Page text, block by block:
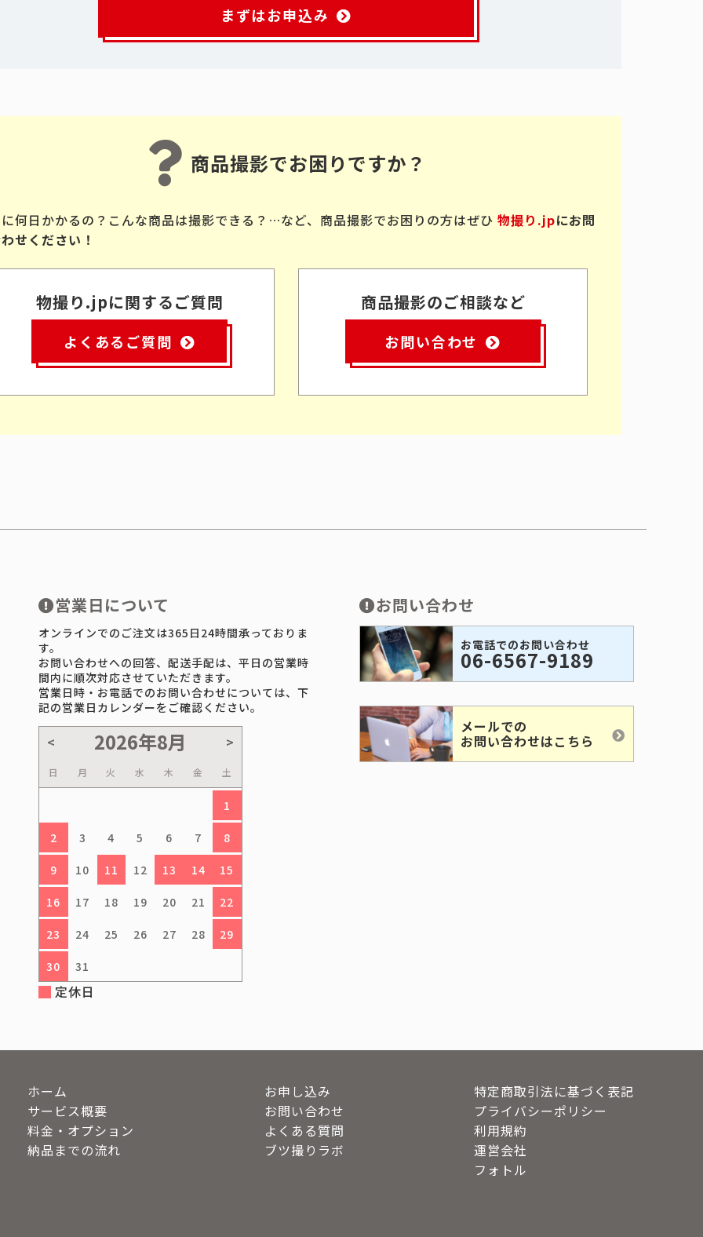
まずはお申込み
商品撮影でお困りですか？
何日かかるの？こんな商品は撮影できる？…など、商品撮影でお困りの方はぜひ 物撮り.jpにお問
せください！
物撮り.jpに関するご質問
よくあるご質問
商品撮影のご相談など
お問い合わせ
営業日について
オンラインでのご注文は365日24時間承っておりま
す。
お問い合わせへの回答、配送手配は、平日の営業時
間内に順次対応させていただきます。
営業日時・お電話でのお問い合わせについては、下
記の営業日カレンダーをご確認ください。
日 月 火 水 木 金 土
1
2 3 4 5 6 7 8
9 10 11 12 13 14 15
16 17 18 19 20 21 22
23 24 25 26 27 28 29
30 31
定休日
お問い合わせ
お電話でのお問い合わせ
06-6567-9189
メールでの
お問い合わせはこちら
ホーム
サービス概要
料金・オプション
納品までの流れ
お申し込み
お問い合わせ
よくある質問
ブツ撮りラボ
特定商取引法に基づく表記
プライバシーポリシー
利用規約
運営会社
フォトル